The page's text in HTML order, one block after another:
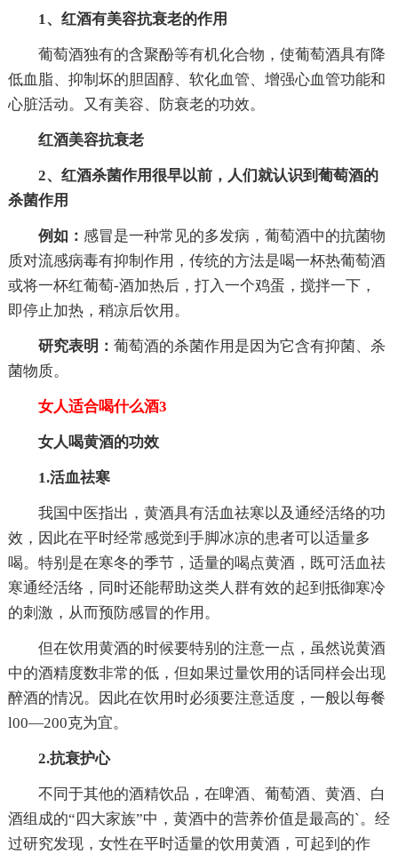
1、红酒有美容抗衰老的作用
葡萄酒独有的含聚酚等有机化合物，使葡萄酒具有降
低血脂、抑制坏的胆固醇、软化血管、增强心血管功能和
心脏活动。又有美容、防衰老的功效。
红酒美容抗衰老
2、红酒杀菌作用很早以前，人们就认识到葡萄酒的
杀菌作用
例如： 感冒是一种常见的多发病，葡萄酒中的抗菌物
质对流感病毒有抑制作用，传统的方法是喝一杯热葡萄酒
或将一杯红葡萄-酒加热后，打入一个鸡蛋，搅拌一下，
即停止加热，稍凉后饮用。
研究表明： 葡萄酒的杀菌作用是因为它含有抑菌、杀
菌物质。
女人适合喝什么酒3
女人喝黄酒的功效
1.活血祛寒
我国中医指出，黄酒具有活血祛寒以及通经活络的功
效，因此在平时经常感觉到手脚冰凉的患者可以适量多
喝。特别是在寒冬的季节，适量的喝点黄酒，既可活血祛
寒通经活络，同时还能帮助这类人群有效的起到抵御寒冷
的刺激，从而预防感冒的作用。
但在饮用黄酒的时候要特别的注意一点，虽然说黄酒
中的酒精度数非常的低，但如果过量饮用的话同样会出现
醉酒的情况。因此在饮用时必须要注意适度，一般以每餐
l00—200克为宜。
2.抗衰护心
不同于其他的酒精饮品，在啤酒、葡萄酒、黄酒、白
酒组成的“四大家族”中，黄酒中的营养价值是最高的`。经
过研究发现，女性在平时适量的饮用黄酒，可起到的作